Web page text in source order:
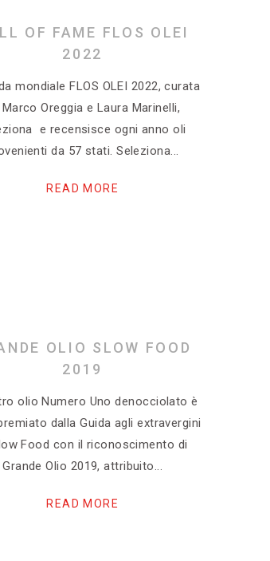
OF FAME FLOS OLEI
2022
mondiale FLOS OLEI 2022, curata
Oreggia e Laura Marinelli,
e recensisce ogni anno oli
da 57 stati. Seleziona
READ MORE
OLIO SLOW FOOD
2019
olio Numero Uno denocciolato è
dalla Guida agli extravergini
Food con il riconoscimento di
Grande Olio 2019, attribuito
READ MORE